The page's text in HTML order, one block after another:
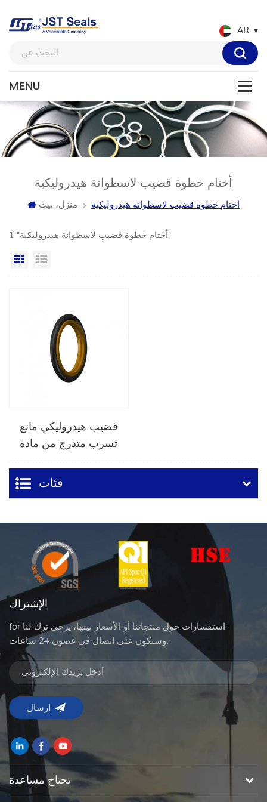
AR
أختام خطوة قضيب لاسطوانة هيدروليكية
منزل، بيت أختام خطوة قضيب لاسطوانة هيدروليكية
1 "أختام خطوة قضيب لاسطوانة هيدروليكية"
عرض شبكي
قضيب هيدروليكي مانع
تسرب متدرج من مادة
PTFE SPNS
فئات
الإشتراك
for استفسارات حول منتجاتنا أو الأسعار بينها، يرجى ترك لنا
وسنكون على اتصال في غضون 24 ساعات.
تحتاج مساعدة